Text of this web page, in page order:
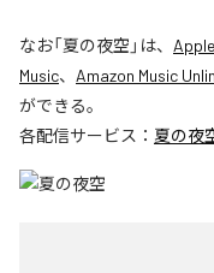
なお「夏の夜空 」は、
Music、 Amazon Music
ができる。
各配信サービス： 夏の夜